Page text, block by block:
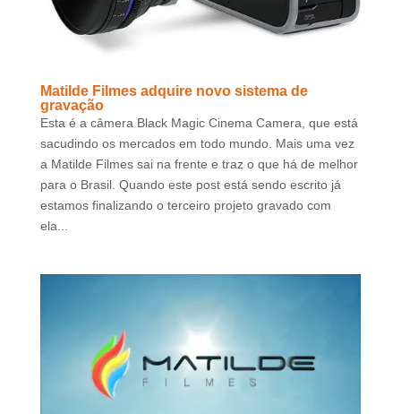
Matilde Filmes adquire novo sistema de
gravação
Esta é a câmera Black Magic Cinema Camera, que está
sacudindo os mercados em todo mundo. Mais uma vez
a Matilde Filmes sai na frente e traz o que há de melhor
para o Brasil. Quando este post está sendo escrito já
estamos finalizando o terceiro projeto gravado com
ela...